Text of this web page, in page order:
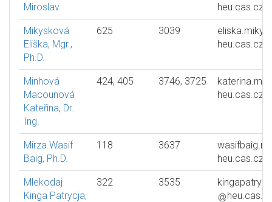
Miroslav
heu.cas.cz
Mikysková
Eliška, Mgr.,
Ph.D.
625 3039
heu.cas.cz
Minhová
Macounová
Kateřina, Dr.
Ing.
424, 405 3746, 3725
heu.cas.cz
Mirza Wasif
Baig, Ph.D.
118 3637
heu.cas.cz
Mlekodaj
Kinga Patrycja,
322 3535